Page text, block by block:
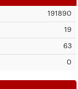
191890
19
63
0